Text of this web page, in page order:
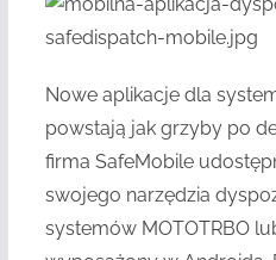
Nowe aplikacje dla
powstają jak grzyby po
firma SafeMobile
swojego narzędzia
systemów MOTOTRBO